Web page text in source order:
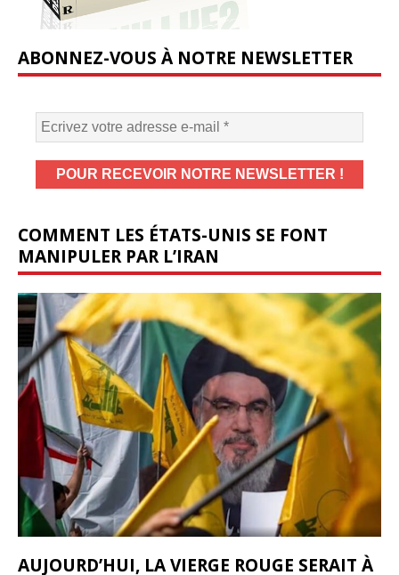
ABONNEZ-VOUS À NOTRE NEWSLETTER
COMMENT LES ÉTATS-UNIS SE FONT
MANIPULER PAR L’IRAN
AUJOURD’HUI, LA VIERGE ROUGE SERAIT À